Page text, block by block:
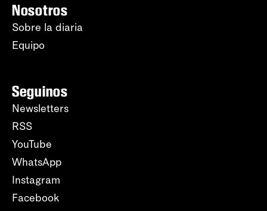
Nosotros
Sobre la diaria
Equipo
Seguinos
Newsletters
RSS
YouTube
WhatsApp
Instagram
Facebook